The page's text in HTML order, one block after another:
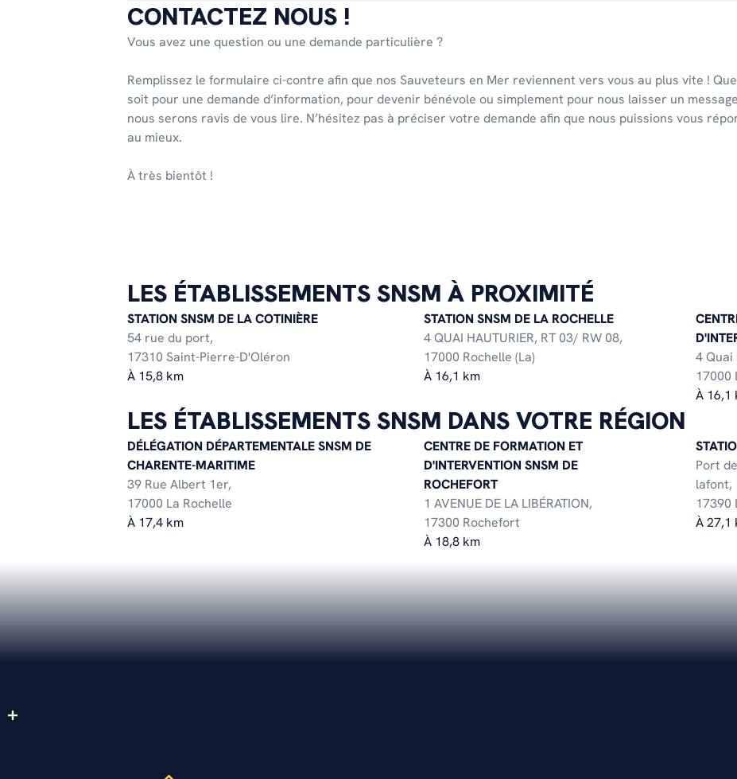
CONTACTEZ NOUS !
Vous avez une question ou une demande particulière ?
Remplissez le formulaire ci-contre afin que nos Sauveteurs en Mer reviennent vers vous au plus vite !
soit pour une demande d’information, pour devenir bénévole ou simplement pour nous laisser un
nous serons ravis de vous lire. N’hésitez pas à préciser votre demande afin que nous puissions vous
au mieux.
À très bientôt !
LES ÉTABLISSEMENTS SNSM À PROXIMITÉ
STATION SNSM DE LA COTINIÈRE
54 rue du port,
17310 Saint-Pierre-D'Oléron
À 15,8 km
STATION SNSM DE LA ROCHELLE
4 QUAI HAUTURIER, RT 03/ RW 08,
17000 Rochelle (La)
À 16,1 km
4 Quai
17000
À 16,1
LES ÉTABLISSEMENTS SNSM DANS VOTRE RÉGION
DÉLÉGATION DÉPARTEMENTALE SNSM DE
CHARENTE-MARITIME
39 Rue Albert 1er,
17000 La Rochelle
À 17,4 km
CENTRE DE FORMATION ET
D'INTERVENTION SNSM DE
ROCHEFORT
1 AVENUE DE LA LIBÉRATION,
17300 Rochefort
À 18,8 km
Port
lafont,
17390
À 27,1